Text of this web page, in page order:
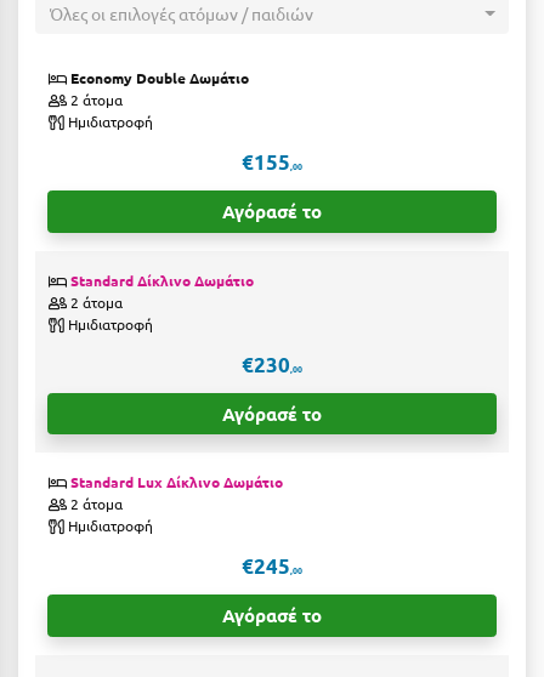
Ζάκυνθος
Ηλεία
Θεσσαλονίκη
Ιεράπετρα
Ικαρία
Όλες οι επιλογές ατόμων / παιδιών
Εconomy Double Δωμάτιο
2 άτομα
Ημιδιατροφή
€155 ,00
Αγόρασέ το
Standard Δίκλινο Δωμάτιο
2 άτομα
Ημιδιατροφή
€230 ,00
Αγόρασέ το
Standard Lux Δίκλινο Δωμάτιο
2 άτομα
Ημιδιατροφή
€245 ,00
Αγόρασέ το